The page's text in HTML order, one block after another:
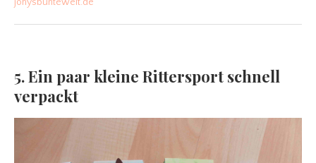
5. Ein paar kleine Rittersport schnell
verpackt